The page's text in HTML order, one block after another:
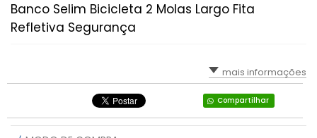
Banco Selim Bicicleta 2 Molas Largo Fita
Refletiva Segurança
mais informações
Compartilhar